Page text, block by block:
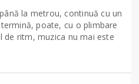
la metrou, continuă cu un
poate, cu o plimbare
de ritm, muzica nu mai este